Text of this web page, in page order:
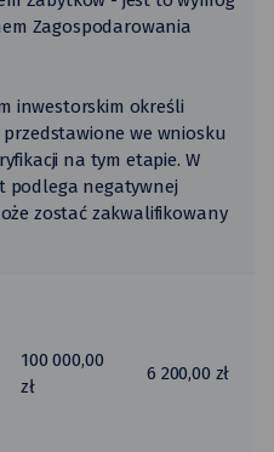
Zagospodarowania
inwestorskim określi
we wniosku
na tym etapie. W
podlega negatywnej
zostać zakwalifikowany
100 000,00
zł
6 200,00 zł